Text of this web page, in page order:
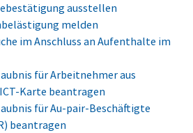
ausstellen
melden
im Anschluss an Aufenthalte im
für Arbeitnehmer aus
Karte beantragen
für Au-pair-Beschäftigte
beantragen